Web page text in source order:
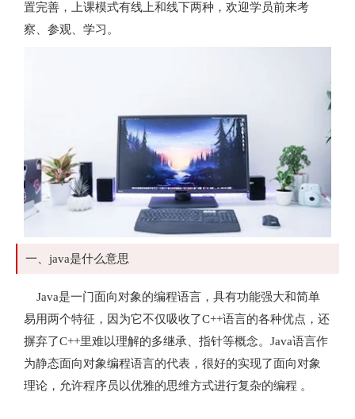
置完善，上课模式有线上和线下两种，欢迎学员前来考
察、参观、学习。
一、java是什么意思
Java是一门面向对象的编程语言，具有功能强大和简单
易用两个特征，因为它不仅吸收了C++语言的各种优点，还
摒弃了C++里难以理解的多继承、指针等概念。Java语言作
为静态面向对象编程语言的代表，很好的实现了面向对象
理论，允许程序员以优雅的思维方式进行复杂的编程 。